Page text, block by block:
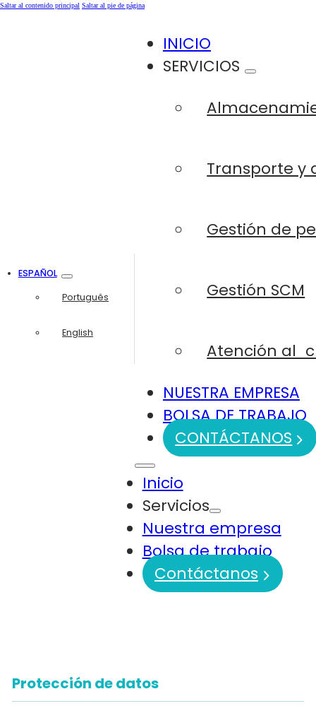
Saltar al contenido principal Saltar al pie de página
INICIO
SERVICIOS
Transporte y
Gestión de
Gestión SCM
Atención al
NUESTRA EMPRESA
BOLSA DE TRABAJO
CONTÁCTANOS
Inicio
Servicios
Nuestra empresa
Bolsa de trabajo
Contáctanos
ESPAÑOL
Português
English
Protección de datos